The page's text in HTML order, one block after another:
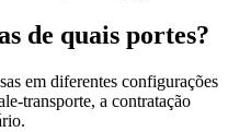
de quais portes?
em diferentes configurações
transporte, a contratação